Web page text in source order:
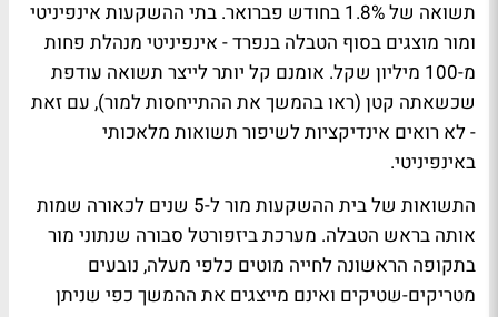
תשואה של 1.8% בחודש פברואר. בתי ההשקעות אינפיניטי
ומור מוצגים בסוף הטבלה בנפרד - אינפיניטי מנהלת פחות
מ-100 מיליון שקל. אומנם קל יותר לייצר תשואה עודפת
שכשאתה קטן (ראו בהמשך את ההתייחסות למור), עם זאת
- לא רואים אינדיקציות לשיפור תשואות מלאכותי
באינפיניטי.
התשואות של בית ההשקעות מור ל-5 שנים לכאורה שמות
אותה בראש הטבלה. מערכת ביזפורטל סבורה שנתוני מור
בתקופה הראשונה לחייה מוטים כלפי מעלה, נובעים
מטריקים-שטיקים ואינם מייצגים את ההמשך כפי שניתן